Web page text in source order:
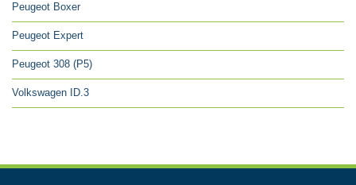
Peugeot Boxer
Peugeot Expert
Peugeot 308 (P5)
Volkswagen ID.3